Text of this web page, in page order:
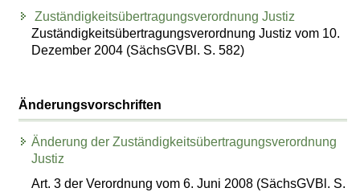
Zuständigkeitsübertragungsverordnung Justiz
Zuständigkeitsübertragungsverordnung Justiz vom 10.
Dezember 2004 (SächsGVBl. S. 582)
Änderungsvorschriften
Änderung der Zuständigkeitsübertragungsverordnung
Justiz
Art. 3 der Verordnung vom 6. Juni 2008 (SächsGVBl. S.